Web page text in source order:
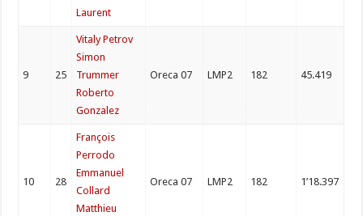
Laurent
9 25
Vitaly Petrov
Simon
Trummer
Roberto
Gonzalez
Oreca 07 LMP2 182 45.419
10 28
François
Perrodo
Emmanuel
Collard
Matthieu
Oreca 07 LMP2 182 1’18.397